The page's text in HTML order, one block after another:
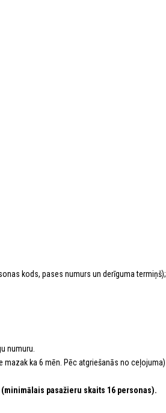
kods, pases numurs un derīguma termiņš);
numuru.
ka 6 mēn. Pēc atgriešanās no ceļojuma)
pasažieru skaits 16 personas).